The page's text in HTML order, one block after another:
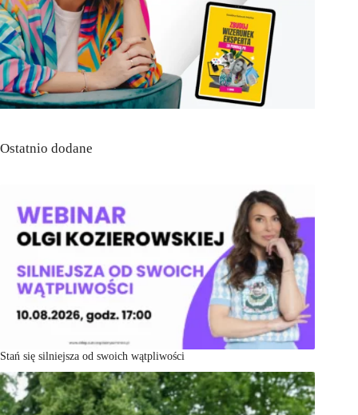
Ostatnio dodane
Stań się silniejsza od swoich wątpliwości